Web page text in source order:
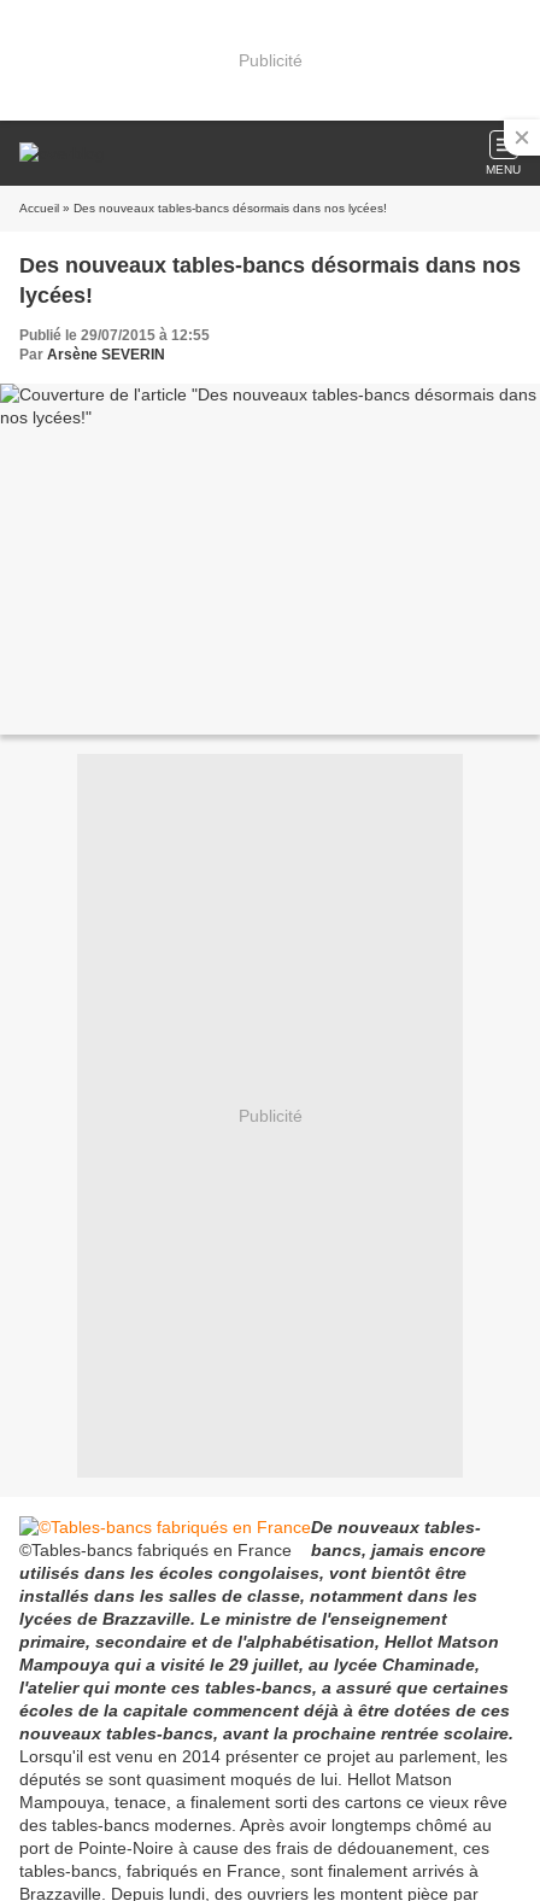
Publicité
MENU
Accueil » Des nouveaux tables-bancs désormais dans nos lycées!
Des nouveaux tables-bancs désormais dans nos
lycées!
Publié le 29/07/2015 à 12:55
Par Arsène SEVERIN
Publicité
©Tables-bancs fabriqués en France
De nouveaux tables-
bancs, jamais encore
utilisés dans les écoles congolaises, vont bientôt être
installés dans les salles de classe, notamment dans les
lycées de Brazzaville. Le ministre de l'enseignement
primaire, secondaire et de l'alphabétisation, Hellot Matson
Mampouya qui a visité le 29 juillet, au lycée Chaminade,
l'atelier qui monte ces tables-bancs, a assuré que certaines
écoles de la capitale commencent déjà à être dotées de ces
nouveaux tables-bancs, avant la prochaine rentrée scolaire.
Lorsqu'il est venu en 2014 présenter ce projet au parlement, les
députés se sont quasiment moqués de lui. Hellot Matson
Mampouya, tenace, a finalement sorti des cartons ce vieux rêve
des tables-bancs modernes. Après avoir longtemps chômé au
port de Pointe-Noire à cause des frais de dédouanement, ces
tables-bancs, fabriqués en France, sont finalement arrivés à
Brazzaville. Depuis lundi, des ouvriers les montent pièce par